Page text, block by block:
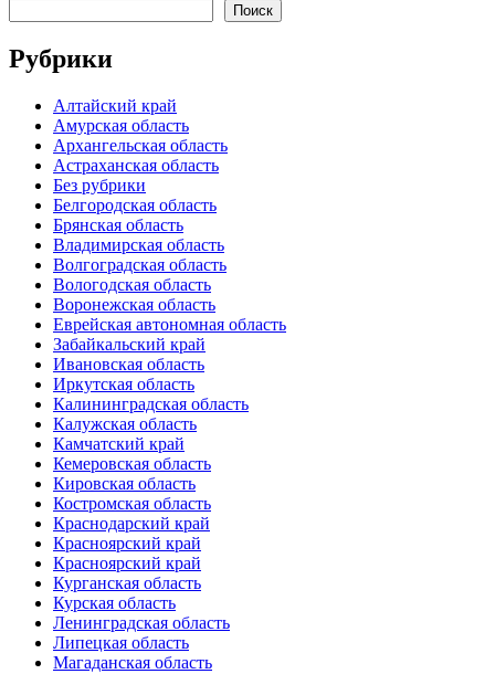
Поиск
Рубрики
Алтайский край
Амурская область
Архангельская область
Астраханская область
Без рубрики
Белгородская область
Брянская область
Владимирская область
Волгоградская область
Вологодская область
Воронежская область
Еврейская автономная область
Забайкальский край
Ивановская область
Иркутская область
Калининградская область
Калужская область
Камчатский край
Кемеровская область
Кировская область
Костромская область
Краснодарский край
Красноярский край
Красноярский край
Курганская область
Курская область
Ленинградская область
Липецкая область
Магаданская область